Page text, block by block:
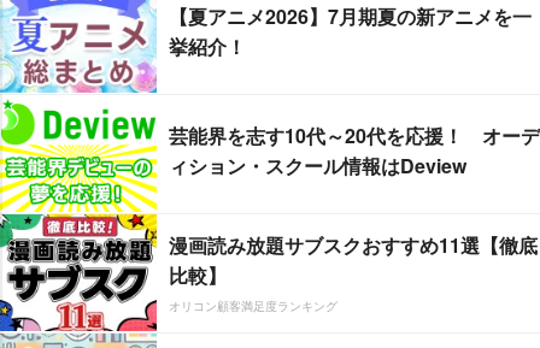
【夏アニメ2026】7月期夏の新アニメを一
挙紹介！
芸能界を志す10代～20代を応援！ オーデ
ィション・スクール情報はDeview
漫画読み放題サブスクおすすめ11選【徹底
比較】
オリコン顧客満足度ランキング